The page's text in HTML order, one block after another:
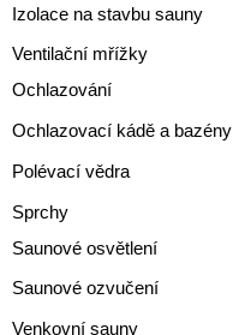
Izolace na stavbu sauny
Ventilační mřížky
Ochlazování
Ochlazovací kádě a bazény
Polévací vědra
Sprchy
Saunové osvětlení
Saunové ozvučení
Venkovní sauny